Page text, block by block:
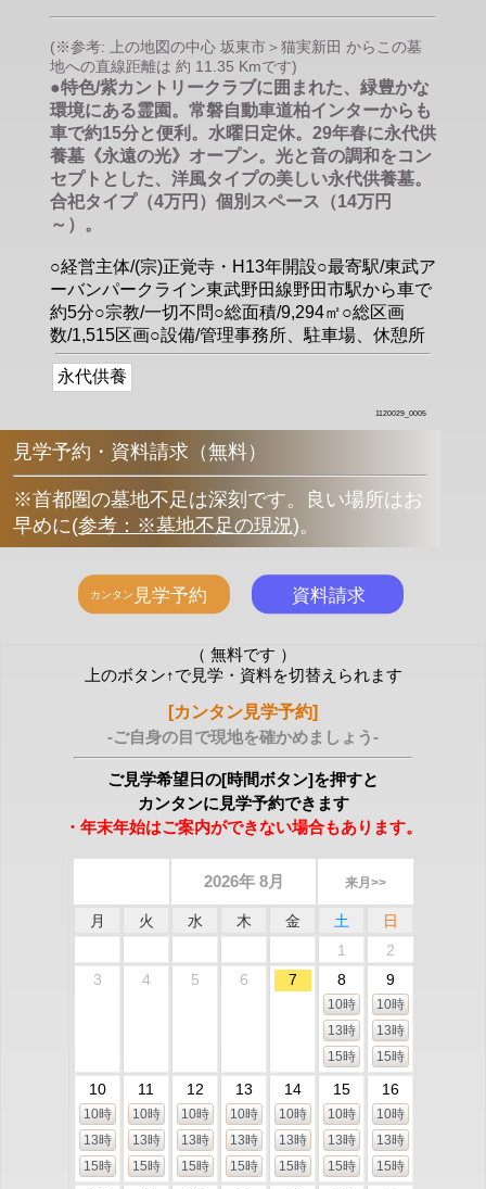
(※参考: 上の地図の中心 坂東市＞猫実新田 からこの墓
地への直線距離は 約 11.35 Kmです)
●特色/紫カントリークラブに囲まれた、緑豊かな
環境にある霊園。常磐自動車道柏インターからも
車で約15分と便利。水曜日定休。29年春に永代供
養墓《永遠の光》オープン。光と音の調和をコン
セプトとした、洋風タイプの美しい永代供養墓。
合祀タイプ（4万円）個別スペース（14万円
～）。
○経営主体/(宗)正覚寺・H13年開設○最寄駅/東武ア
ーバンパークライン東武野田線野田市駅から車で
約5分○宗教/一切不問○総面積/9,294㎡○総区画
数/1,515区画○設備/管理事務所、駐車場、休憩所
永代供養
1120029_0005
見学予約・資料請求（無料）
※首都圏の墓地不足は深刻です。良い場所はお
早めに(参考：※墓地不足の現況)。
（ 無料です ）
上のボタン↑で見学・資料を切替えられます
[カンタン見学予約]
-ご自身の目で現地を確かめましょう-
ご見学希望日の[時間ボタン]を押すと
カンタンに見学予約できます
・年末年始はご案内ができない場合もあります。
2026年 8月 来月>>
月 火 水 木 金 土
日
1
2
3
4 5 6 7 8
10時
13時
15時
9
10時
13時
15時
10
10時
13時
15時
11
10時
13時
15時
12
10時
13時
15時
13
10時
13時
15時
14
10時
13時
15時
15
10時
13時
15時
16
10時
13時
15時